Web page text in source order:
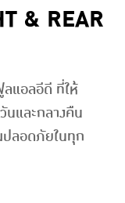
& REAR
แอลอีดี ที่ให้
นและกลางคืน
ลอดภัยในทุก